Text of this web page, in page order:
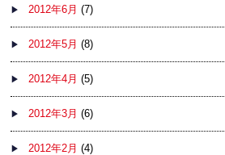
2012年6月 (7)
2012年5月 (8)
2012年4月 (5)
2012年3月 (6)
2012年2月 (4)